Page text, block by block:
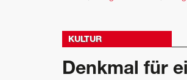
KULTUR
Denkmal für